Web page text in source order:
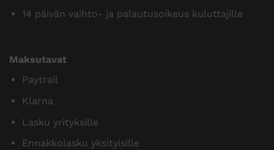
14 päivän vaihto- ja palautusoikeus kuluttajille
Maksutavat
Paytrail
Klarna
Lasku yrityksille
Ennakkolasku yksityisille